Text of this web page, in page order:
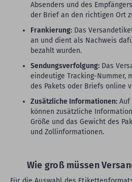
Absenders und des
der Brief an den richtigen Ort
Frankierung: Das
an und dient als Nachweis
bezahlt wurden.
Sendungsverfolgung: Das
eindeutige Tracking-Nummer,
des Pakets oder Briefs online
Zusätzliche Informationen: Auf
können zusätzliche
Größe und das Gewicht des
und Zollinformationen.
Wie groß müssen